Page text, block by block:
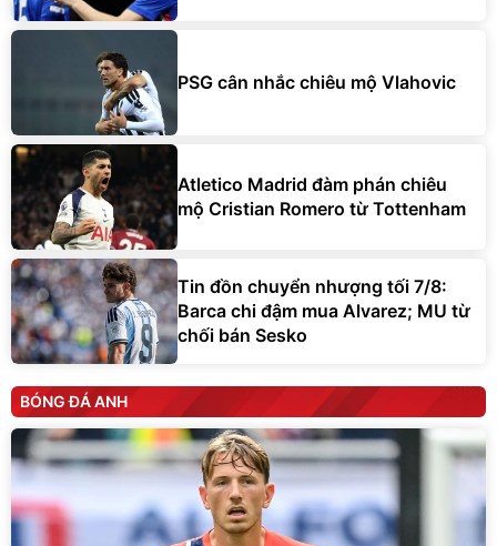
PSG cân nhắc chiêu mộ Vlahovic
Atletico Madrid đàm phán chiêu
mộ Cristian Romero từ Tottenham
Tin đồn chuyển nhượng tối 7/8:
Barca chi đậm mua Alvarez; MU từ
chối bán Sesko
BÓNG ĐÁ ANH